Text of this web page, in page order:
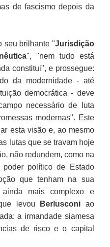
de fascismo depois da
seu brilhante "Jurisdição
", "nem tudo está
constitui", e prossegue:
da modernidade - até
democrática - deve
necessário de luta
modernas". Este
esta visão e, ao mesmo
lutas que se travam hoje
não redundem, como na
poder político de Estado
que tenham na sua
ainda mais complexo e
levou
Berlusconi ao
a irmandade siamesa
de risco e o capital